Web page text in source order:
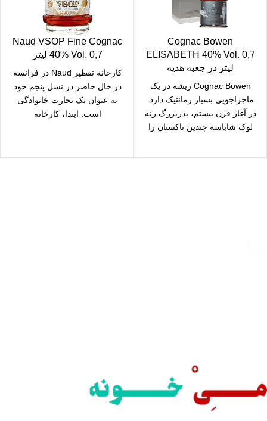
Cognac Bowen
ELISABETH 40% Vol. 0,7
لیتر در جعبه هدیه
Cognac Bowen ریشه در یک
ماجراجویی بسیار رمانتیک دارد.
در آغاز قرن بیستم، پدربزرگ رنه
لوک شاباسه چندین تاکستان را
Naud VSOP Fine Cognac
40% Vol. 0,7 لیتر
کارخانه تقطیر Naud در فرانسه
در حال حاضر در نسل پنجم خود
به عنوان یک تجارت خانوادگی
است. ابتدا، کارخانه